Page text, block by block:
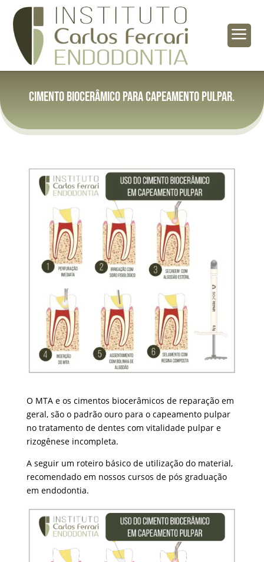
a
Cimento biocerâmico para capeamento pulpar.
O MTA e os cimentos biocerâmicos de reparação em
geral, são o padrão ouro para o capeamento pulpar
no tratamento de dentes com vitalidade pulpar e
rizogênese incompleta.
A seguir um roteiro básico de utilização do material,
recomendado em nossos cursos de pós graduação
em endodontia.